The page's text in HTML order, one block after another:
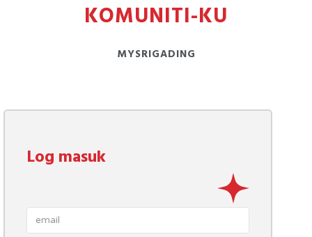
KOMUNITI-KU
MYSRIGADING
Log masuk